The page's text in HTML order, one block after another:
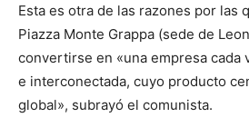
Esta es otra de las razones por las
Piazza Monte Grappa (sede de
convertirse en «una empresa cada
e interconectada, cuyo producto
global», subrayó el comunista.